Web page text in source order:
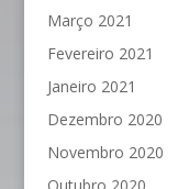
Março 2021
Fevereiro 2021
Janeiro 2021
Dezembro 2020
Novembro 2020